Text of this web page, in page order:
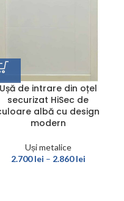
Ușă de intrare din oțel
securizat HiSec de
albă cu design
modern
Uși metalice
2.700lei – 2.860lei